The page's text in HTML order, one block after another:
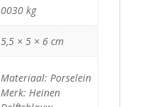
0030 kg
5,5 × 5 × 6 cm
Materiaal: Porselein
Merk: Heinen